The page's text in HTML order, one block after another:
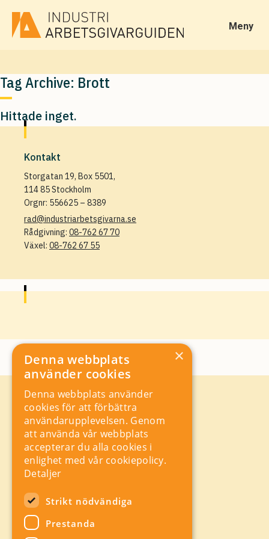
Meny
Tag Archive: Brott
Hittade inget.
Kontakt
Storgatan 19, Box 5501,
114 85 Stockholm
Orgnr: 556625 – 8389
rad@industriarbetsgivarna.se
Rådgivning: 08-762 67 70
Växel: 08-762 67 55
Kontakt
Storgatan 19, Box 5501,
114 85 Stockholm
Orgnr: 556625 – 8389
rad@industriarbetsgivarna.se
Rådgivning:08-762 67 70
Växel:08-762 67 55
Hitta snabbt
A-Ö
×
Denna webbplats
använder cookies
Denna webbplats använder
cookies för att förbättra
användarupplevelsen. Genom
att använda vår webbplats
accepterar du alla cookies i
enlighet med vår cookiepolicy.
Detaljer
Strikt nödvändiga
Prestanda